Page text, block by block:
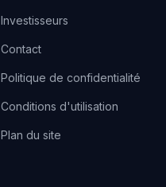
Investisseurs
Contact
Politique de confidentialité
Conditions d'utilisation
Plan du site